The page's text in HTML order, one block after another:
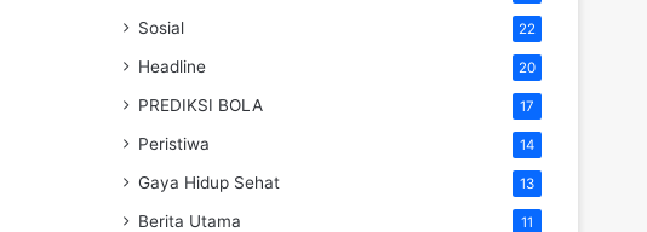
Sosial 22
Headline 20
PREDIKSI BOLA 17
Peristiwa 14
Gaya Hidup Sehat 13
Berita Utama 11